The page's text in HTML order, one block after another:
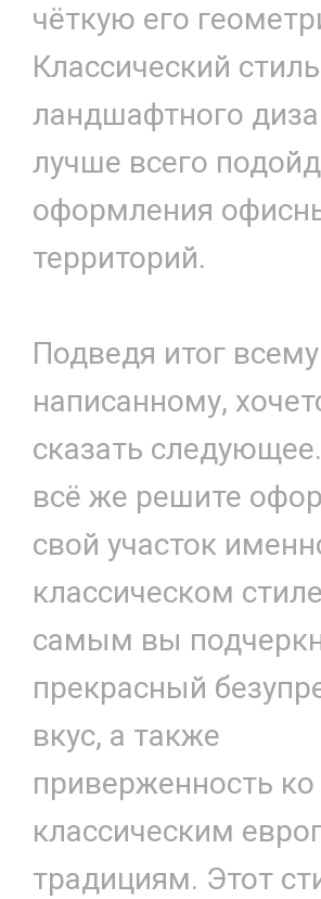
чёткую его
Классический стиль
ландшафтного
лучше всего
оформления
территорий.
Подведя итог всему
написанному,
сказать
всё же решите
свой участок
классическом
самым вы
прекрасный
вкус, а также
приверженность
классическим
традициям. Этот